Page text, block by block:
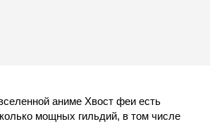
аниме Хвост феи есть
мощных гильдий, в том числе